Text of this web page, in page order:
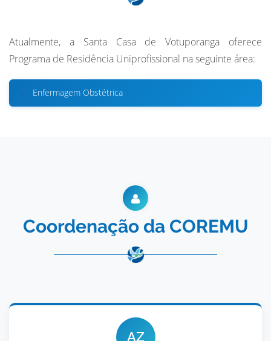
Atualmente, a Santa Casa de Votuporanga oferece
Programa de Residência Uniprofissional na seguinte área:
Enfermagem Obstétrica
Coordenação da COREMU
AZ